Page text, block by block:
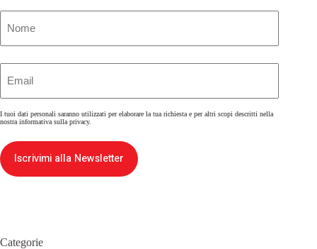
I tuoi dati personali saranno utilizzati per elaborare la tua richiesta e per altri scopi descritti nella
nostra informativa sulla privacy.
Iscrivimi alla Newsletter
Categorie